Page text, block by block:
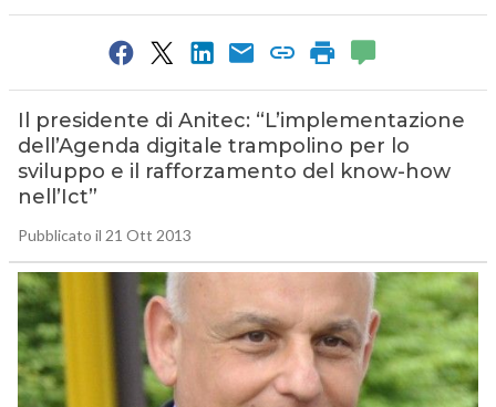
Il presidente di Anitec: “L’implementazione
dell’Agenda digitale trampolino per lo
sviluppo e il rafforzamento del know-how
nell’Ict”
Pubblicato il 21 Ott 2013